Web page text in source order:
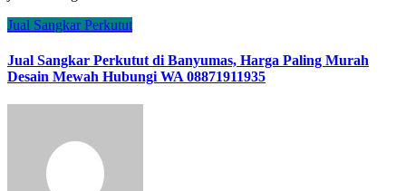
Jual Sangkar Perkutut
Jual Sangkar Perkutut di Banyumas, Harga Paling Murah
Desain Mewah Hubungi WA 08871911935